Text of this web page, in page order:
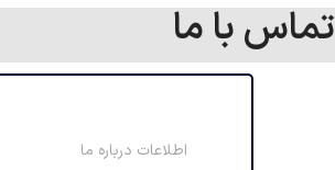
تماس با ما
اطلاعات درباره ما